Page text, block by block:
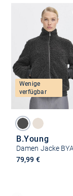
Wenige
verfügbar
B.Young
79,99 €